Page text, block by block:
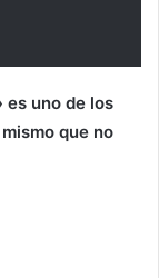
es uno de los
que no